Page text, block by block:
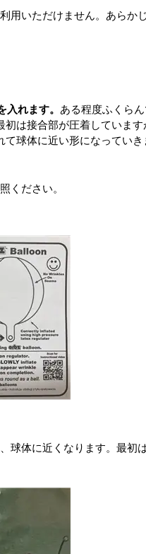
用いただけません。あらか
れます。 ある程度ふくら
は接合部が圧着しています
球体に近い形になっていき
ください。
球体に近くなります。最初